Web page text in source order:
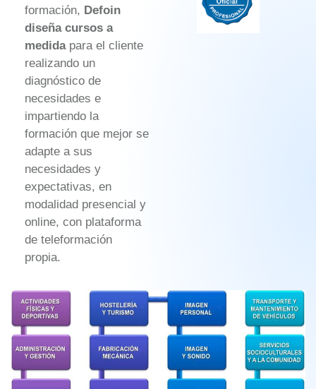
formación, Defoin
diseña cursos a
medida para el cliente
realizando un
diagnóstico de
necesidades e
impartiendo la
formación que mejor se
adapte a sus
necesidades y
expectativas, en
modalidad presencial y
online, con plataforma
de teleformación
propia.